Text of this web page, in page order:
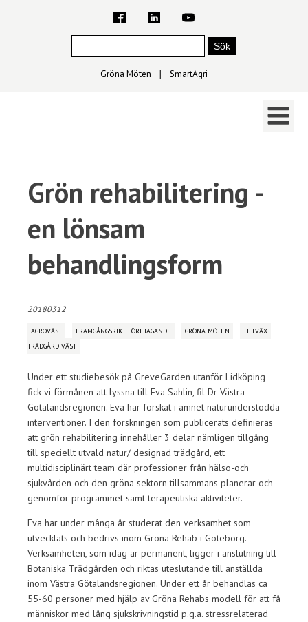
Gröna Möten ∣ SmartAgri
Grön rehabilitering -
en lönsam
behandlingsform
20180312
AGROVÄST FRAMGÅNGSRIKT FÖRETAGANDE GRÖNA MÖTEN
TILLVÄXT
TRÄDGÅRD VÄST
Under ett studiebesök på GreveGarden utanför Lidköping
fick vi förmånen att lyssna till Eva Sahlin, fil Dr Västra
Götalandsregionen. Eva har forskat i ämnet naturunderstödda
interventioner. I den forskningen som publicerats definieras
att grön rehabilitering innehåller 3 delar nämligen tillgång
till speciellt utvald natur/ designad trädgård, ett
multidisciplinärt team där professioner från hälso-och
sjukvården och den gröna sektorn tillsammans planerar och
genomför programmet samt terapeutiska aktiviteter.
Eva har under många år studerat den verksamhet som
utvecklats och bedrivs inom Gröna Rehab i Göteborg.
Verksamheten, som idag är permanent, ligger i anslutning till
Botaniska Trädgården och riktas uteslutande till anställda
inom Västra Götalandsregionen. Under ett år behandlas ca
55-60 personer med hjälp av Gröna Rehabs modell för att få
människor med lång sjukskrivningstid p.g.a. stressrelaterad